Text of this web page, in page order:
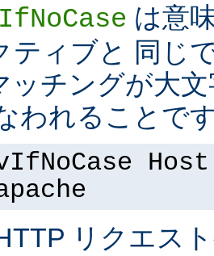
は意
ティブと 同じ
ッチングが大
われることで
リクエス